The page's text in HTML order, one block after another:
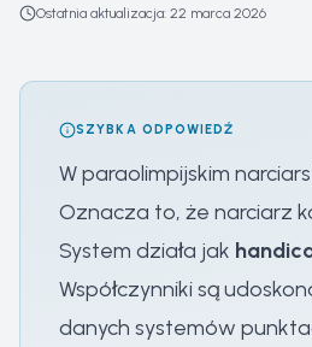
Ostatnia aktualizacja: 22 marca 2026
SZYBKA ODPOWIEDŹ
W paraolimpijskim
Oznacza to, że narciarz
System działa jak
Współczynniki są
danych systemów